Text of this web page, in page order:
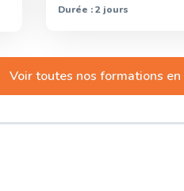
Durée : 2 jours
Voir toutes nos formations en